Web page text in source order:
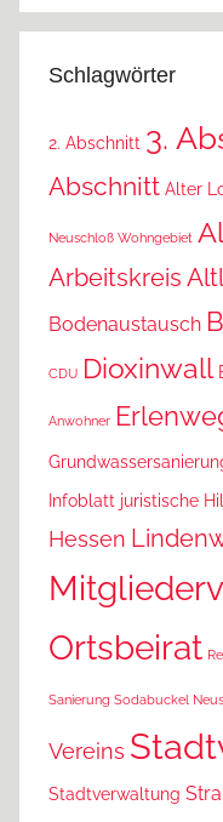
Schlagwörter
2. Abschnitt 3.
Abschnitt Alter
Neuschloß Wohngebiet
Arbeitskreis
Bodenaustausch
CDU Dioxinwall
Anwohner
Infoblatt juristische
Hessen
Ortsbeirat
Sanierung Sodabuckel
Vereins
Stadtverwaltung